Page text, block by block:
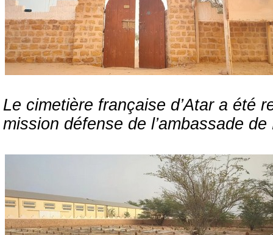
Le cimetière française d’Atar a été
mission défense de l’ambassade